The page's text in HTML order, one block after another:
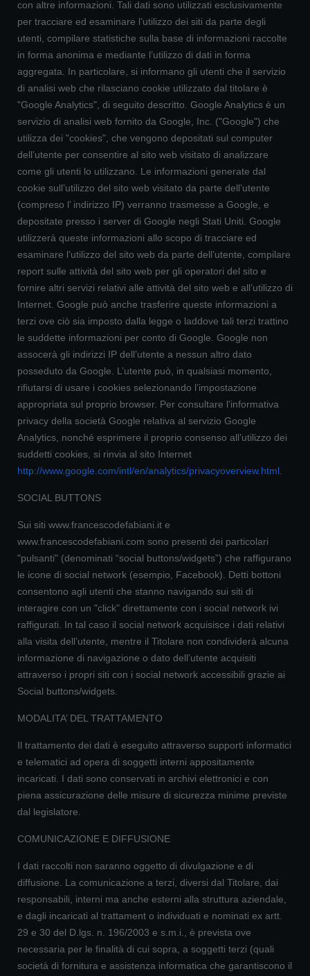
con altre informazioni. Tali dati sono utilizzati esclusivamente
per tracciare ed esaminare l’utilizzo dei siti da parte degli
utenti, compilare statistiche sulla base di informazioni raccolte
in forma anonima e mediante l’utilizzo di dati in forma
aggregata. In particolare, si informano gli utenti che il servizio
di analisi web che rilasciano cookie utilizzato dal titolare è
"Google Analytics", di seguito descritto. Google Analytics è un
servizio di analisi web fornito da Google, Inc. ("Google") che
utilizza dei "cookies", che vengono depositati sul computer
dell’utente per consentire al sito web visitato di analizzare
come gli utenti lo utilizzano. Le informazioni generate dal
cookie sull’utilizzo del sito web visitato da parte dell’utente
(compreso l’ indirizzo IP) verranno trasmesse a Google, e
depositate presso i server di Google negli Stati Uniti. Google
utilizzerà queste informazioni allo scopo di tracciare ed
esaminare l’utilizzo del sito web da parte dell’utente, compilare
report sulle attività del sito web per gli operatori del sito e
fornire altri servizi relativi alle attività del sito web e all’utilizzo di
Internet. Google può anche trasferire queste informazioni a
terzi ove ciò sia imposto dalla legge o laddove tali terzi trattino
le suddette informazioni per conto di Google. Google non
assocerà gli indirizzi IP dell’utente a nessun altro dato
posseduto da Google. L’utente può, in qualsiasi momento,
rifiutarsi di usare i cookies selezionando l’impostazione
appropriata sul proprio browser. Per consultare l'informativa
privacy della società Google relativa al servizio Google
Analytics, nonché esprimere il proprio consenso all’utilizzo dei
suddetti cookies, si rinvia al sito Internet
http://www.google.com/intl/en/analytics/privacyoverview.html.
SOCIAL BUTTONS
Sui siti www.francescodefabiani.it e
www.francescodefabiani.com sono presenti dei particolari
"pulsanti" (denominati “social buttons/widgets”) che raffigurano
le icone di social network (esempio, Facebook). Detti bottoni
consentono agli utenti che stanno navigando sui siti di
interagire con un "click" direttamente con i social network ivi
raffigurati. In tal caso il social network acquisisce i dati relativi
alla visita dell’utente, mentre il Titolare non condividerà alcuna
informazione di navigazione o dato dell’utente acquisiti
attraverso i propri siti con i social network accessibili grazie ai
Social buttons/widgets.
MODALITA’ DEL TRATTAMENTO
Il trattamento dei dati è eseguito attraverso supporti informatici
e telematici ad opera di soggetti interni appositamente
incaricati. I dati sono conservati in archivi elettronici e con
piena assicurazione delle misure di sicurezza minime previste
dal legislatore.
COMUNICAZIONE E DIFFUSIONE
I dati raccolti non saranno oggetto di divulgazione e di
diffusione. La comunicazione a terzi, diversi dal Titolare, dai
responsabili, interni ma anche esterni alla struttura aziendale,
e dagli incaricati al trattament o individuati e nominati ex artt.
29 e 30 del D.lgs. n. 196/2003 e s.m.i., è prevista ove
necessaria per le finalità di cui sopra, a soggetti terzi (quali
società di fornitura e assistenza informatica che garantiscono il